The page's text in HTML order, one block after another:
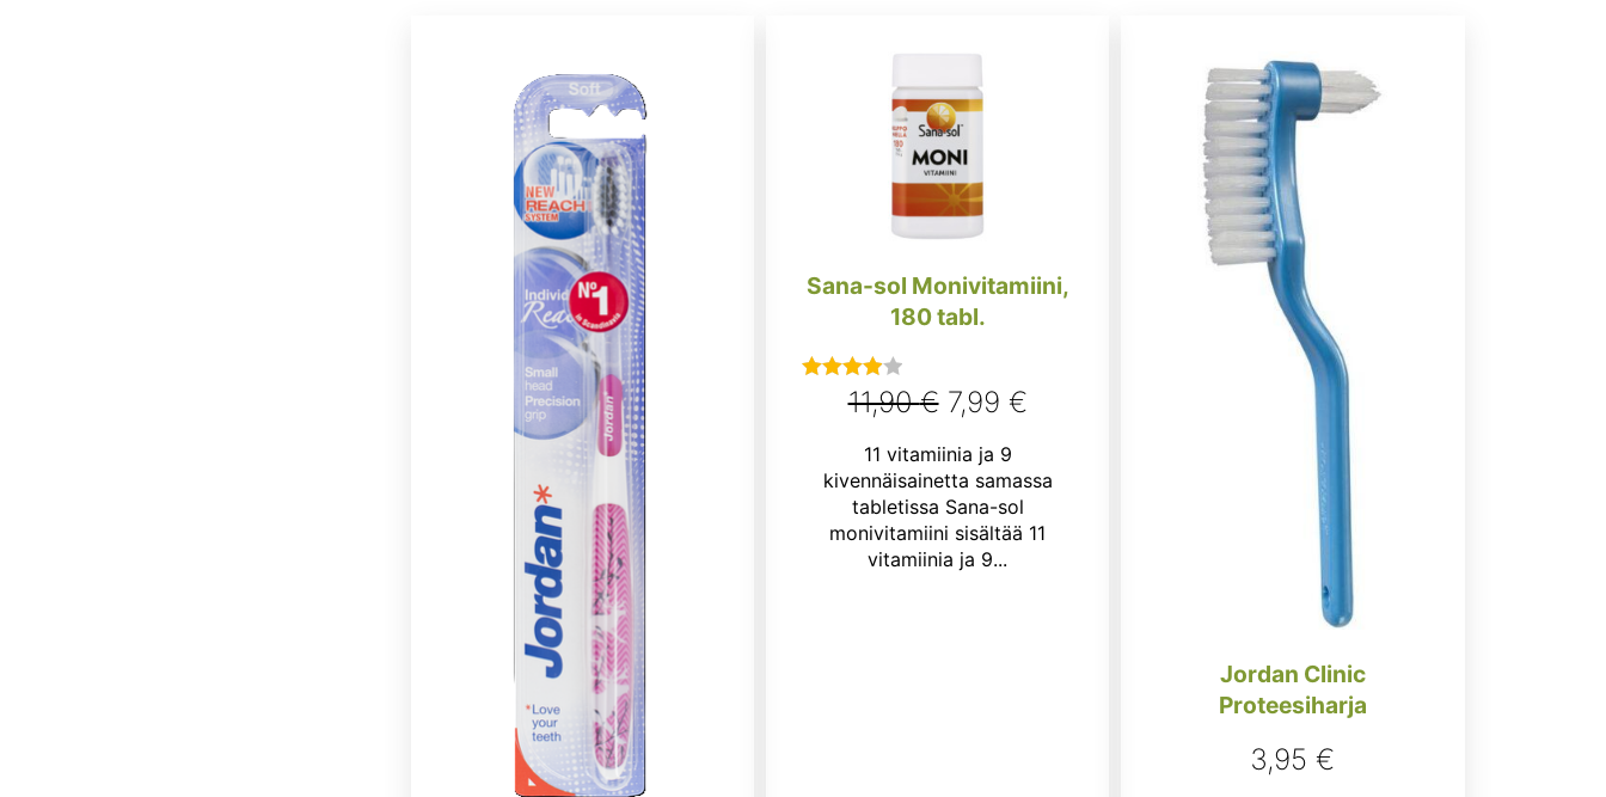
Sana-sol Monivitamiini,
180 tabl.
Arvostelu
tuotteesta:
/ 5
11,90€ Alkuperäinen
hinta
oli:
11,90 €.
7,99 €Nykyinen
on:
7,99 €.
11 vitamiinia ja 9
kivennäisainetta samassa
tabletissa Sana-sol
monivitamiini sisältää 11
vitamiinia ja 9...
Jordan Clinic
Proteesiharja
3,95 €